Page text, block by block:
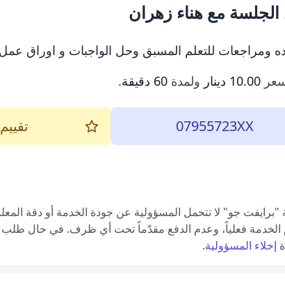
مع هناء زهران
ومراجعات للتعلم المسبق وحل الواجبات و اوراق
10.00 دينار ولمدة 60 دقيقة .
07955723XX
"برايفت جو" لا تتحمل المسؤولية عن جودة الخدمة أو دقة
الخدمة فعلياً، وعدم الدفع مقدّماً تحت أي ظرف. في حال طلب
إخلاء المسؤولية.